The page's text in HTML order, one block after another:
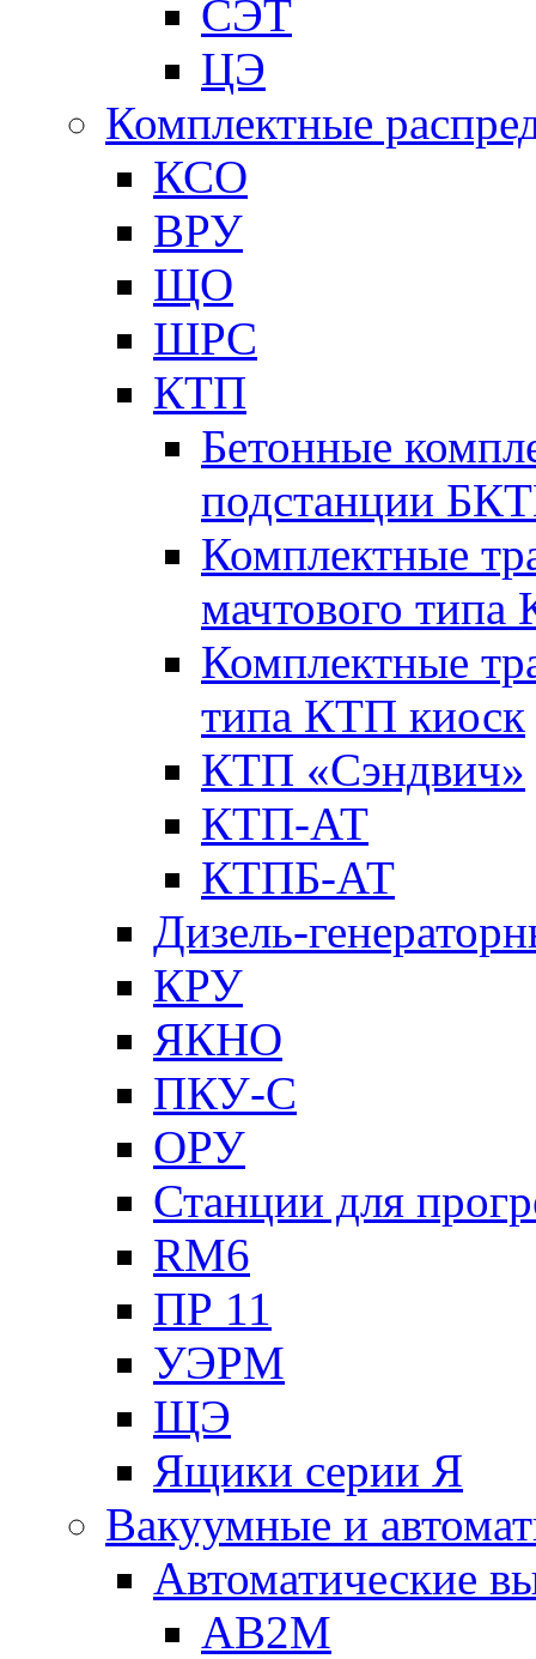
СЭТ
ЦЭ
Комплектные
КСО
ВРУ
ЩО
ШРС
КТП
Бетонные
подстанции
Комплектные
мачтового
Комплектные
типа КТП киоск
КТП «Сэндвич»
КТП-АТ
КТПБ-АТ
Дизель-
КРУ
ЯКНО
ПКУ-С
ОРУ
Станции для
RM6
ПР 11
УЭРМ
ЩЭ
Ящики серии Я
Вакуумные и
Автоматические
AB2M